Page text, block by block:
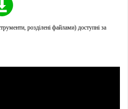
розділені файлами) доступні за